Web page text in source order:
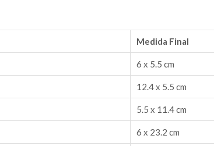
Medida Final
6 x 5.5 cm
12.4 x 5.5 cm
5.5 x 11.4 cm
6 x 23.2 cm